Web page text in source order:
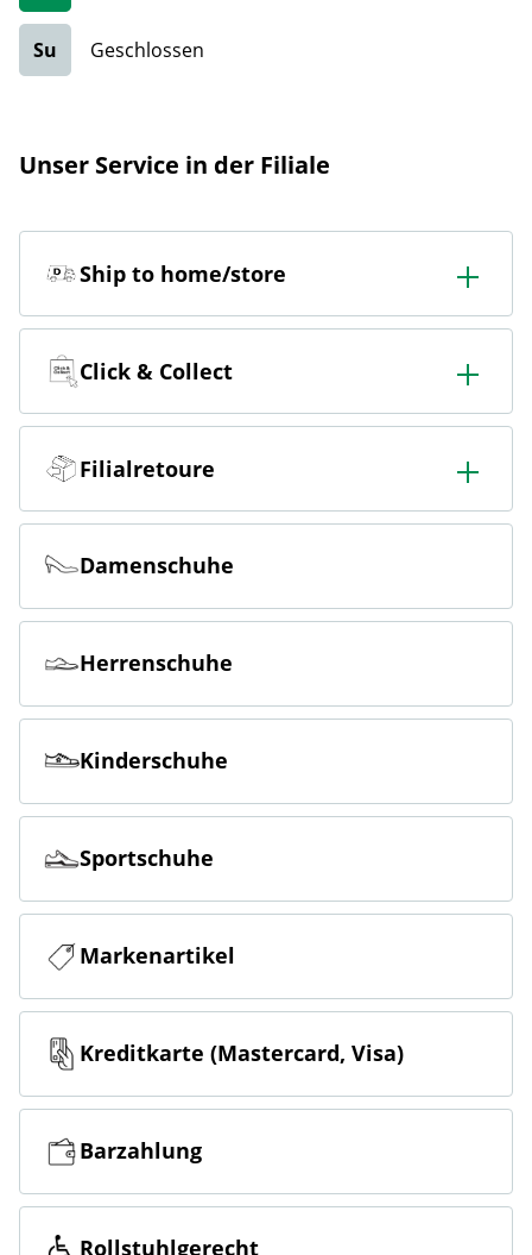
Su Geschlossen
Unser Service in der Filiale
Ship to home/store
In der Filiale bestellen & in die Filiale oder nach Hause
liefern lassen.
Click & Collect
Online bestellen & kostenlos hier in der Filiale abholen
Filialretoure
Online bestellen & kostenlos in der Filiale zurückgeben
Damenschuhe
Herrenschuhe
Kinderschuhe
Sportschuhe
Markenartikel
Kreditkarte (Mastercard, Visa)
Barzahlung
Rollstuhlgerecht